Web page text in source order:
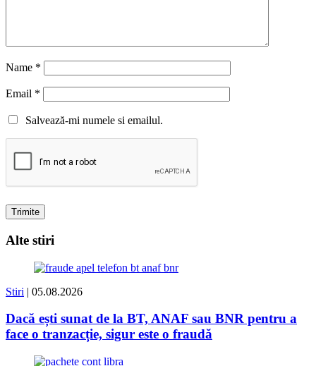
Name *
Email *
Salvează-mi numele si emailul.
Alte stiri
Stiri | 05.08.2026
Dacă ești sunat de la BT, ANAF sau BNR pentru a
face o tranzacție, sigur este o fraudă